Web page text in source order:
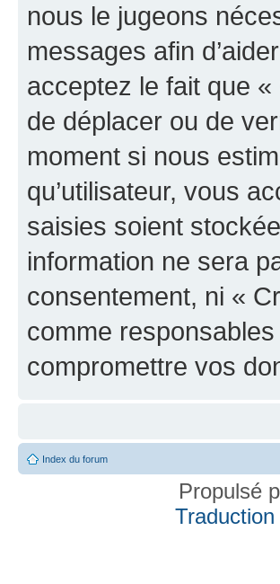
nous le jugeons
messages afin
acceptez le fait que «
de déplacer ou de
moment si nous
qu’utilisateur, vous
saisies soient
information ne sera
consentement, ni «
comme
compromettre vos
Index du forum
Propulsé